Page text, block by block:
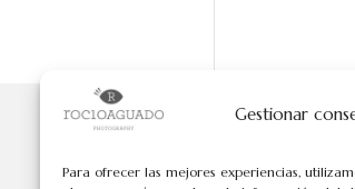
Gestionar
Para ofrecer las mejores experiencias,